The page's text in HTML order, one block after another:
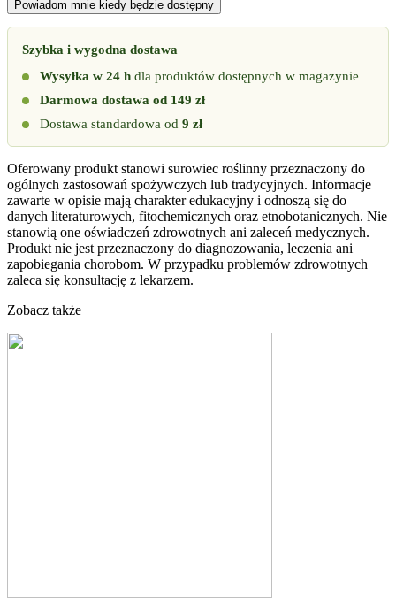
Szybka i wygodna dostawa
Wysyłka w 24 h dla produktów dostępnych w magazynie
Darmowa dostawa od 149 zł
Dostawa standardowa od 9 zł
Oferowany produkt stanowi surowiec roślinny przeznaczony do
ogólnych zastosowań spożywczych lub tradycyjnych. Informacje
zawarte w opisie mają charakter edukacyjny i odnoszą się do
danych literaturowych, fitochemicznych oraz etnobotanicznych. Nie
stanowią one oświadczeń zdrowotnych ani zaleceń medycznych.
Produkt nie jest przeznaczony do diagnozowania, leczenia ani
zapobiegania chorobom. W przypadku problemów zdrowotnych
zaleca się konsultację z lekarzem.
Zobacz także